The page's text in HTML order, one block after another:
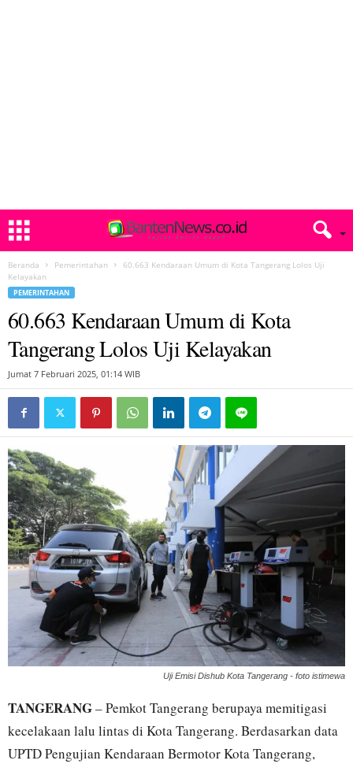
Beranda Pemerintahan
60.663 Kendaraan Umum di Kota Tangerang Lolos Uji
Kelayakan
PEMERINTAHAN
60.663 Kendaraan Umum di Kota
Tangerang Lolos Uji Kelayakan
Jumat 7 Februari 2025, 01:14 WIB
Uji Emisi Dishub Kota Tangerang - foto istimewa
TANGERANG– Pemkot Tangerang berupaya memitigasi
kecelakaan lalu lintas di Kota Tangerang. Berdasarkan data
UPTD Pengujian Kendaraan Bermotor Kota Tangerang,